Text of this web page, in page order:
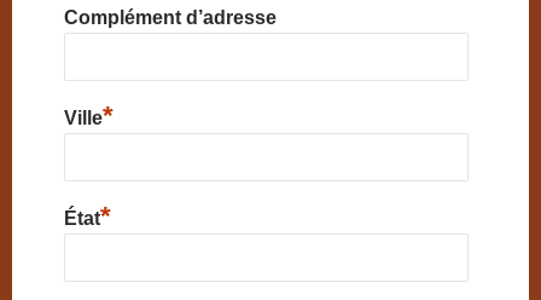
Complément d’adresse
Ville*
État*